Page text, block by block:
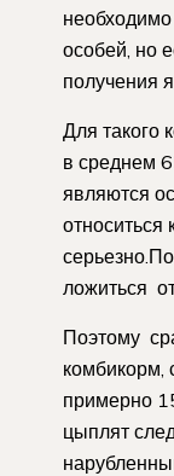
особей, но
получения
Для такого
в среднем
являются
относиться
ложиться
Поэтому
комбикорм,
примерно
цыплят